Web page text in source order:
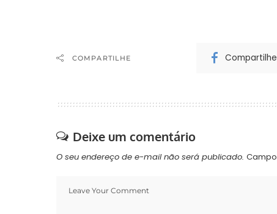
COMPARTILHE
Deixe um comentário
O seu endereço de e-mail não será publicado.